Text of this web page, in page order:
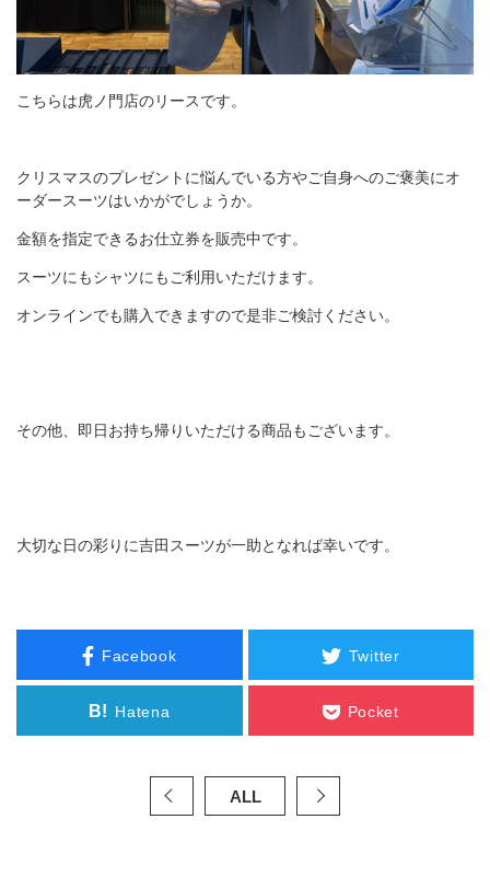
こちらは虎ノ門店のリースです。
クリスマスのプレゼントに悩んでいる方やご自身へのご褒美にオ
ーダースーツはいかがでしょうか。
金額を指定できるお仕立券を販売中です。
スーツにもシャツにもご利用いただけます。
オンラインでも購入できますので是非ご検討ください。
その他、即日お持ち帰りいただける商品もございます。
大切な日の彩りに吉田スーツが一助となれば幸いです。
Facebook Twitter
B! Hatena Pocket
ALL